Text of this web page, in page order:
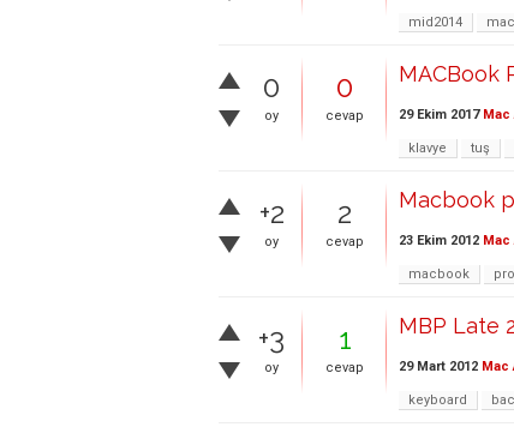
mid2014
0
oy
0
cevap
MACBook
29 Ekim 2017
klavye tuş
+2
oy
2
cevap
Macbook
23 Ekim 2012
macbook pro
+3
oy
1
cevap
MBP Late
29 Mart 2012 Mac
keyboard